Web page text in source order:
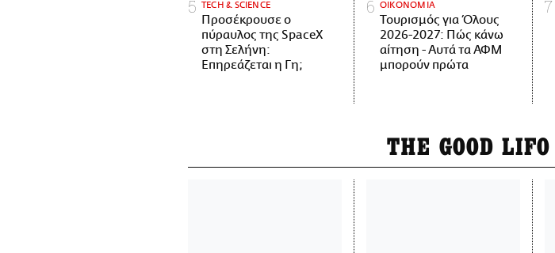
ΤECH & SCIENCE
Προσέκρουσε ο
πύραυλος της SpaceX
στη Σελήνη:
Επηρεάζεται η Γη;
ΟΙΚΟΝΟΜΙΑ
Τουρισμός για Όλους
2026-2027: Πώς κάνω
αίτηση - Αυτά τα ΑΦΜ
μπορούν πρώτα
THE GOOD LIFO